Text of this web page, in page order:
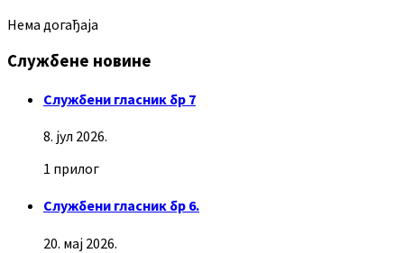
Нема догађаја
Службене новине
Службени гласник бр 7
8. јул 2026.
1 прилог
Службени гласник бр 6.
20. мај 2026.